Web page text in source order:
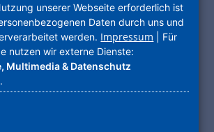
ist im Bauwesen
als ein Trend – sie ist ein
um Ressourcen zu
Emissionen zu senken
dringend benötigten
unserer Webseite erforderlich ist
Daten durch uns und
werden. Impressum | Für
nutzen wir externe Dienste:
Multimedia & Datenschutz
.